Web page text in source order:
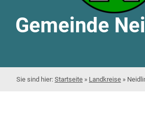
Gemeinde
Startseite » Landkreise »